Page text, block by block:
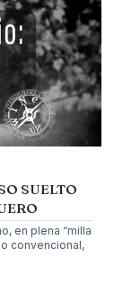
SUELTO
en plena “milla
convencional,